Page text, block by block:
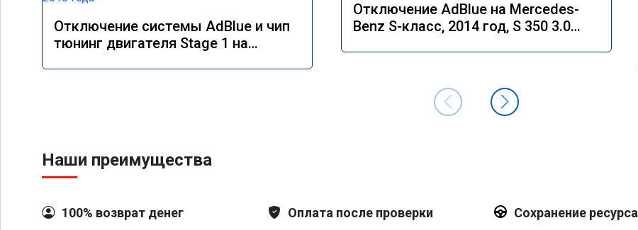
Отключение системы AdBlue и чип
тюнинг двигателя Stage 1 на
Отключение AdBlue на Mercedes-
Benz S-класс, 2014 год, S 350 3.0
Наши преимущества
100% возврат денег Оплата после проверки Сохранение ресурса